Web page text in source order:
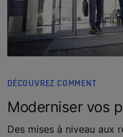
DÉCOUVREZ COMMENT
Moderniser vos
Des mises à niveau aux